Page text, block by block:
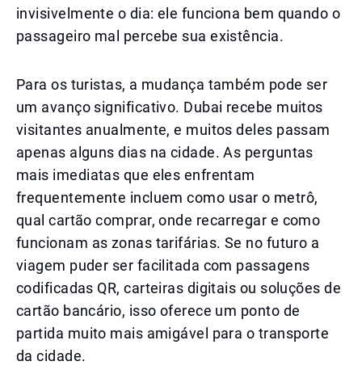
invisivelmente o dia: ele funciona bem quando o
passageiro mal percebe sua existência.
Para os turistas, a mudança também pode ser
um avanço significativo. Dubai recebe muitos
visitantes anualmente, e muitos deles passam
apenas alguns dias na cidade. As perguntas
mais imediatas que eles enfrentam
frequentemente incluem como usar o metrô,
qual cartão comprar, onde recarregar e como
funcionam as zonas tarifárias. Se no futuro a
viagem puder ser facilitada com passagens
codificadas QR, carteiras digitais ou soluções de
cartão bancário, isso oferece um ponto de
partida muito mais amigável para o transporte
da cidade.